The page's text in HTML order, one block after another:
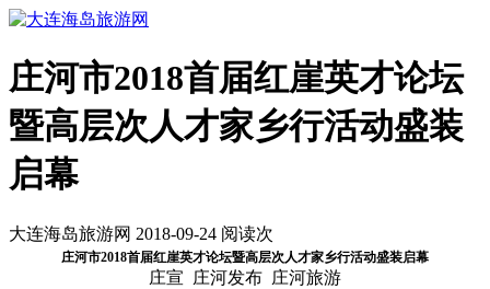
庄河市2018首届红崖英才论坛
暨高层次人才家乡行活动盛装
启幕
大连海岛旅游网 2018-09-24 阅读次
庄河市2018首届红崖英才论坛暨高层次人才家乡行活动盛装启幕
庄宣 庄河发布 庄河旅游